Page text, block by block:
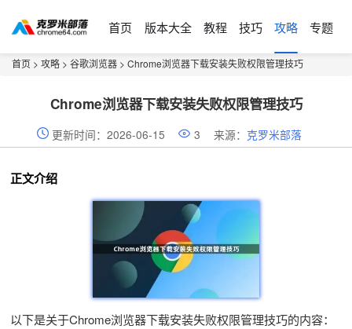
首页 版本大全 教程 技巧 攻略 专题
首页 > 攻略 > 谷歌浏览器 > Chrome浏览器下载安装失败权限管理技巧
Chrome浏览器下载安装失败权限管理技巧
更新时间：2026-06-15 3 来源： 克罗米部落
正文介绍
以下是关于Chrome浏览器下载安装失败权限管理技巧的内容：